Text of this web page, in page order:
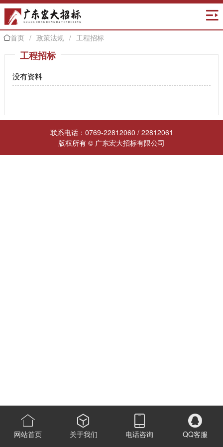

首页 / 政策法规 / 工程招标
工程招标
没有资料
联系电话：0769-22812060 / 22812061
版权所有 © 广东宏大招标有限公司
网站首页 关于我们 电话咨询 QQ客服